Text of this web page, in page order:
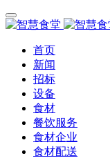
首页
新闻
招标
设备
食材
餐饮服务
食材企业
食材配送